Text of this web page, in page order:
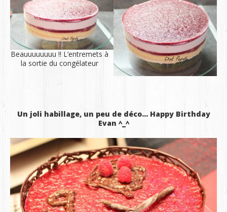
Beauuuuuuuu !! L’entremets à
la sortie du congélateur
Un joli habillage, un peu de déco... Happy Birthday
Evan ^_^